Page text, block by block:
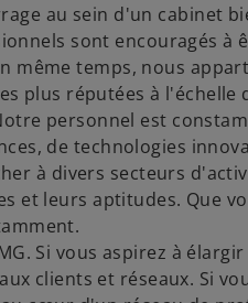
V
i
d
au sein d'un cabinet
sont encouragés
même temps, nous
plus réputées à l'échelle
personnel est
de technologies
à divers secteurs
et leurs aptitudes. Que
Si vous aspirez à
clients et réseaux. Si